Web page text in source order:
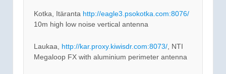
Kotka, Itäranta http://eagle3.psokotka.com:8076/
10m high low noise vertical antenna
Laukaa, http://kar.proxy.kiwisdr.com:8073/ , NTI
Megaloop FX with aluminium perimeter antenna